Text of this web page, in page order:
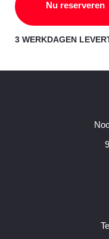
Nu reserveren
3 WERKDAGEN